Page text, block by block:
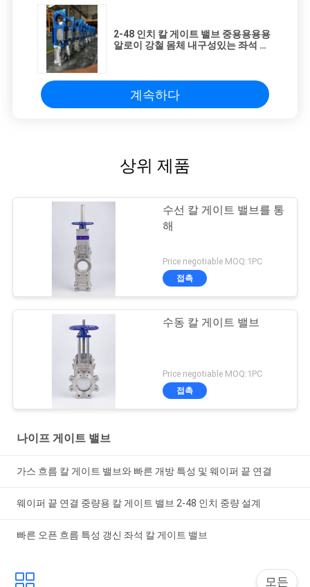
2-48 인치 칼 게이트 밸브 중용용용용
알로이 강철 몸체 내구성있는 좌석 재
계속하다
상위 제품
수선 칼 게이트 밸브를 통
해
Price negotiable MOQ:1PC
접촉
수동 칼 게이트 밸브
Price negotiable MOQ:1PC
접촉
나이프 게이트 밸브
가스 흐름 칼 게이트 밸브와 빠른 개방 특성 및 웨이퍼 끝 연결
웨이퍼 끝 연결 중량용 칼 게이트 밸브 2-48 인치 중량 설계
빠른 오픈 흐름 특성 갱신 좌석 칼 게이트 밸브
모든